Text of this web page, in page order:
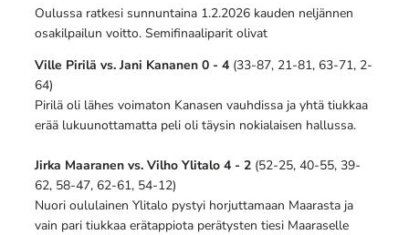
Oulussa ratkesi sunnuntaina 1.2.2026 kauden neljännen
osakilpailun voitto. Semifinaaliparit olivat
Ville Pirilä vs. Jani Kananen 0 - 4 (33-87, 21-81, 63-71, 2-
64)
Pirilä oli lähes voimaton Kanasen vauhdissa ja yhtä tiukkaa
erää lukuunottamatta peli oli täysin nokialaisen hallussa.
Jirka Maaranen vs. Vilho Ylitalo 4 - 2 (52-25, 40-55, 39-
62, 58-47, 62-61, 54-12)
Nuori oululainen Ylitalo pystyi horjuttamaan Maarasta ja
vain pari tiukkaa erätappiota perätysten tiesi Maaraselle